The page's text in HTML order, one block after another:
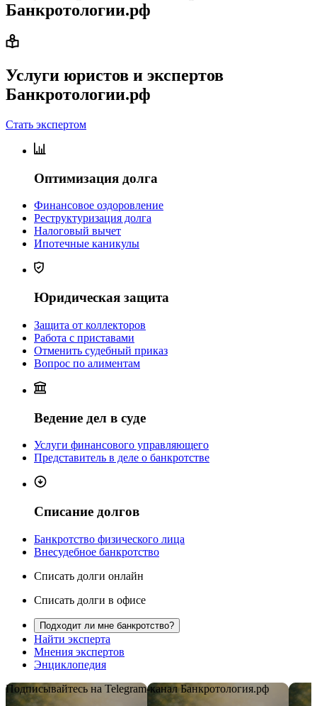
Банкротологии.рф
Услуги юристов и экспертов
Банкротологии.рф
Стать экспертом
Оптимизация долга
Финансовое оздоровление
Реструктуризация долга
Налоговый вычет
Ипотечные каникулы
Юридическая защита
Защита от коллекторов
Работа с приставами
Отменить судебный приказ
Вопрос по алиментам
Ведение дел в суде
Услуги финансового управляющего
Представитель в деле о банкротстве
Списание долгов
Банкротство физического лица
Внесудебное банкротство
Списать долги онлайн
Списать долги в офисе
Подходит ли мне банкротство?
Найти эксперта
Мнения экспертов
Энциклопедия
Подписывайтесь на Telegram-канал Банкротология.рф